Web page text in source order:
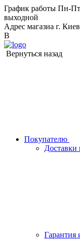
График работы Пн-
выходной
Адрес магазиа г.
В
Вернуться назад
Покупателю
Доставки
Гарантия